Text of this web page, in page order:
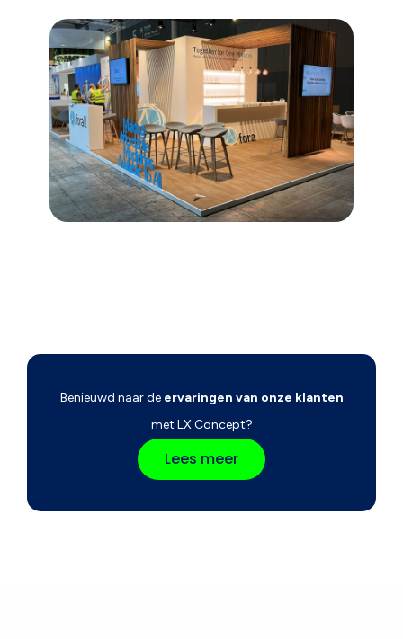
Benieuwd naar de ervaringen van onze klanten
met LX Concept?
Lees meer